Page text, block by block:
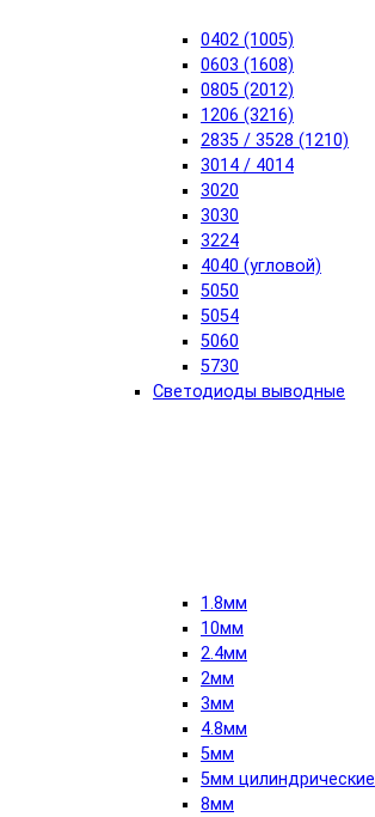
0402 (1005)
0603 (1608)
0805 (2012)
1206 (3216)
2835 / 3528 (1210)
3014 / 4014
3020
3030
3224
4040 (угловой)
5050
5054
5060
5730
Светодиоды выводные
1.8мм
10мм
2.4мм
2мм
3мм
4.8мм
5мм
5мм цилиндрические
8мм